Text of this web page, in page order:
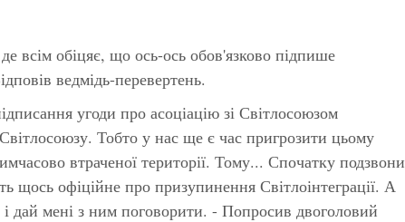
всім обіцяє, що ось-ось обов'язково підпише
ведмідь-перевертень.
угоди про асоціацію зі Світлосоюзом
Світлосоюзу. Тобто у нас ще є час пригрозити цьому
втраченої території. Тому... Спочатку подзвони
щось офіційне про призупинення Світлоінтеграції. А
дай мені з ним поговорити. - Попросив двоголовий